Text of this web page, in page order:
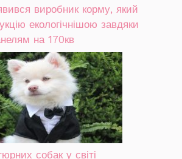
виробник корму, який
екологічнішою завдяки
на 170кв
собак у світі